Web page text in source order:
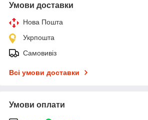
Умови доставки
Нова Пошта
Укрпошта
Самовивіз
Всі умови доставки
Умови оплати